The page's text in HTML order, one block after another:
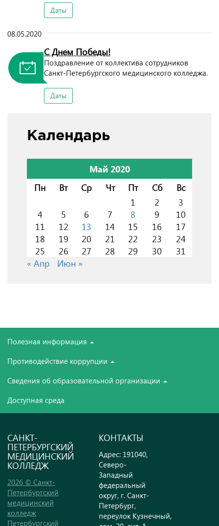
Даты
08.05.2020
С Днем Победы!
Поздравление от коллектива сотрудников
Санкт-Петербургского медицинского колледжа.
Даты
Календарь
Май 2020
Пн
Вт Ср Чт Пт Сб
Вс
1
2
3
4
5 6 7 8 9
10
11
12 13 14 15 16
17
18
19 20 21 22 23
24
25
26 27 28 29 30
31
« Апр
Июн »
Полезная информация
Противодействие коррупции
Сведения об образовательной организации
Доступная среда
САНКТ-
ПЕТЕРБУРГСКИЙ
МЕДИЦИНСКИЙ
КОЛЛЕДЖ
2026 © Санкт-
Петербургский
медицинский
колледж
Петербургский
КОНТАКТЫ
Адрес: 191040,
Северо-
Западный
федеральный
округ, г. Санкт-
Петербург,
переулок Кузнечный,